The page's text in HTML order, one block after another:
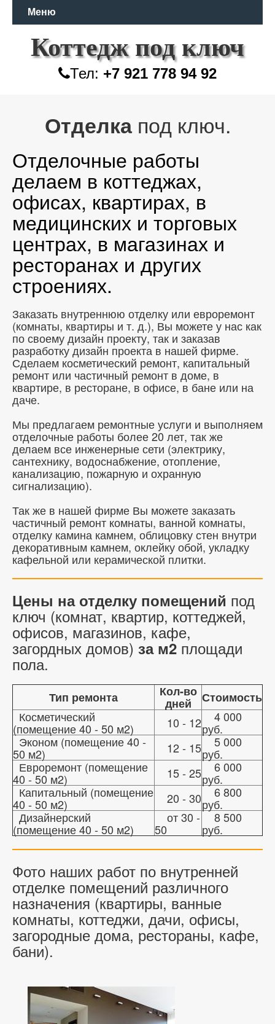
Меню
Коттедж под ключ
Тел: +7 921 778 94 92
Отделкапод ключ.
Отделочные работы
делаем в коттеджах,
офисах, квартирах, в
медицинских и торговых
центрах, в магазинах и
ресторанах и других
строениях.
Заказать внутреннюю отделку или евроремонт
(комнаты, квартиры и т. д.), Вы можете у нас как
по своему дизайн проекту, так и заказав
разработку дизайн проекта в нашей фирме.
Сделаем косметический ремонт, капитальный
ремонт или частичный ремонт в доме, в
квартире, в ресторане, в офисе, в бане или на
даче.
Мы предлагаем ремонтные услуги и выполняем
отделочные работы более 20 лет, так же
делаем все инженерные сети (электрику,
сантехнику, водоснабжение, отопление,
канализацию, пожарную и охранную
сигнализацию).
Так же в нашей фирме Вы можете заказать
частичный ремонт комнаты, ванной комнаты,
отделку камина камнем, облицовку стен внутри
декоративным камнем, оклейку обой, укладку
кафельной или керамической плитки.
Цены на отделку помещений под
ключ (комнат, квартир, коттеджей,
офисов, магазинов, кафе,
загордных домов) за м2 площади
пола.
Тип ремонта Кол-во
дней
Стоимость
Косметический
(помещение 40 - 50 м2) 10 - 12 4 000
руб.
Эконом (помещение 40 -
50 м2) 12 - 155 000
руб.
Евроремонт (помещение
40 - 50 м2) 15 - 256 000
руб.
Капитальный (помещение
40 - 50 м2) 20 - 306 800
руб.
Дизайнерский
(помещение 40 - 50 м2)
от 30 -
50
8 500
руб.
Фото наших работ по внутренней
отделке помещений различного
назначения (квартиры, ванные
комнаты, коттеджи, дачи, офисы,
загородные дома, рестораны, кафе,
бани).